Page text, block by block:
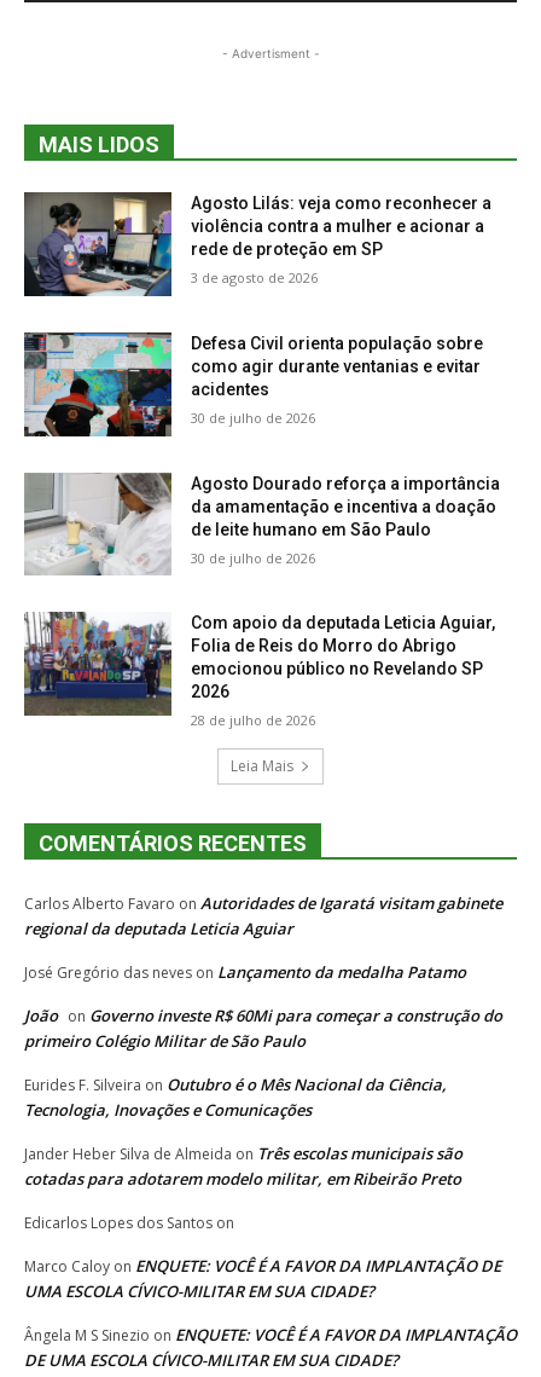
- Advertisment -
MAIS LIDOS
Agosto Lilás: veja como reconhecer a
violência contra a mulher e acionar a
rede de proteção em SP
3 de agosto de 2026
Defesa Civil orienta população sobre
como agir durante ventanias e evitar
acidentes
30 de julho de 2026
Agosto Dourado reforça a importância
da amamentação e incentiva a doação
de leite humano em São Paulo
30 de julho de 2026
Com apoio da deputada Leticia Aguiar,
Folia de Reis do Morro do Abrigo
emocionou público no Revelando SP
2026
28 de julho de 2026
Leia Mais
COMENTÁRIOS RECENTES
Carlos Alberto Favaro on Autoridades de Igaratá visitam gabinete
regional da deputada Leticia Aguiar
José Gregório das neves on Lançamento da medalha Patamo
João on Governo investe R$ 60Mi para começar a construção do
primeiro Colégio Militar de São Paulo
Eurides F. Silveira on Outubro é o Mês Nacional da Ciência,
Tecnologia, Inovações e Comunicações
Jander Heber Silva de Almeida on Três escolas municipais são
cotadas para adotarem modelo militar, em Ribeirão Preto
Edicarlos Lopes dos Santos on
Marco Caloy on ENQUETE: VOCÊ É A FAVOR DA IMPLANTAÇÃO DE
UMA ESCOLA CÍVICO-MILITAR EM SUA CIDADE?
Ângela M S Sinezio on ENQUETE: VOCÊ É A FAVOR DA IMPLANTAÇÃO
DE UMA ESCOLA CÍVICO-MILITAR EM SUA CIDADE?